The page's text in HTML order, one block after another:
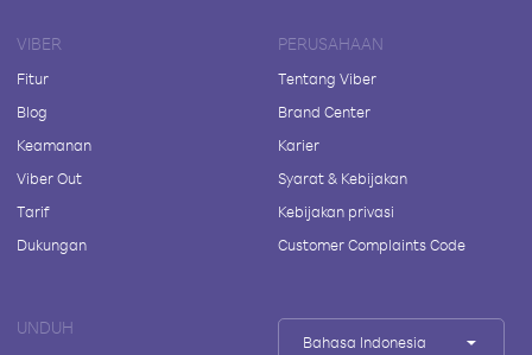
VIBER
Fitur
Blog
Keamanan
Viber Out
Tarif
Dukungan
PERUSAHAAN
Tentang Viber
Brand Center
Karier
Syarat & Kebijakan
Kebijakan privasi
Customer Complaints Code
UNDUH
Bahasa Indonesia